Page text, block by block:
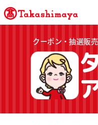
クーポン・抽選販